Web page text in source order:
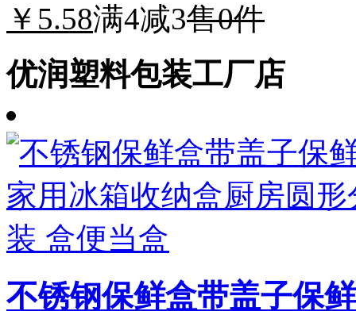
￥5.58满4减3售0件
优润塑料包装工厂店
不锈钢保鲜盒带盖子保